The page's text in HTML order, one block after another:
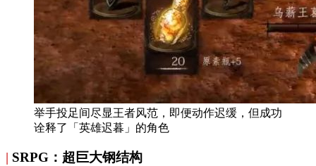
举手投足间尽显王者风范，即便动作迟缓，但成功
诠释了「英雄迟暮」的角色
| SRPG：超巨大钢结构